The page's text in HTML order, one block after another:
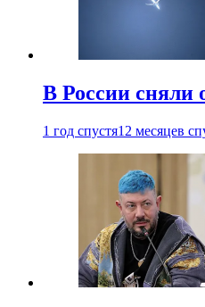
В России сняли
1 год спустя12 месяцев